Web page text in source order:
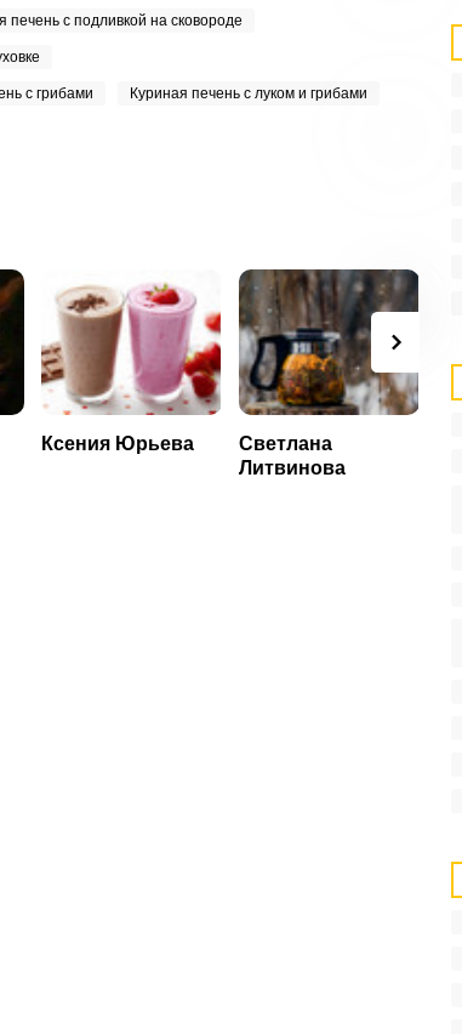
печень с подливкой на сковороде
с грибами Куриная печень с луком и грибами
Ксения Юрьева
Светлана
Литвинова